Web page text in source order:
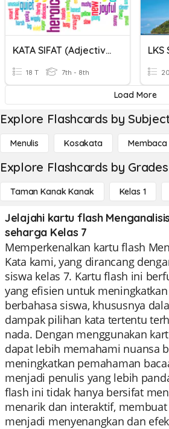
KATA SIFAT (Adjectives)
18 T 7th - 8th
Load More
Explore Flashcards by
Menulis Kosakata Membaca
Explore Flashcards by Grades
Taman Kanak Kanak Kelas 1
Jelajahi kartu flash
seharga Kelas 7
Memperkenalkan kartu flash
Kata kami, yang dirancang
siswa kelas 7. Kartu flash ini
yang efisien untuk
berbahasa siswa, khususnya
dampak pilihan kata tertentu
nada. Dengan menggunakan
dapat lebih memahami nuansa
meningkatkan pemahaman
menjadi penulis yang lebih
flash ini tidak hanya bersifat
menarik dan interaktif,
menjadi menyenangkan dan